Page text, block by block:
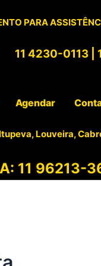
PARA
11 4230-0113|
Agendar
Louveira,
11 96213-